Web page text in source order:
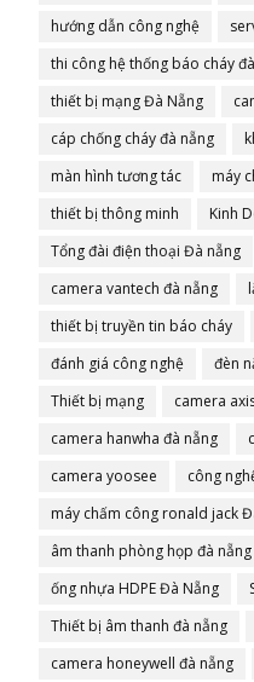
hướng dẫn công nghệ
thi công hệ thống báo cháy
thiết bị mạng Đà Nẵng
cáp chống cháy đà nẵng
màn hình tương tác
máy
thiết bị thông minh
Kinh
Tổng đài điện thoại Đà nẵng
camera vantech đà nẵng
thiết bị truyền tin báo cháy
đánh giá công nghệ
đèn
Thiết bị mạng
camera
camera hanwha đà nẵng
camera yoosee
công
máy chấm công ronald jack
âm thanh phòng họp đà nẵng
ống nhựa HDPE Đà Nẵng
Thiết bị âm thanh đà nẵng
camera honeywell đà nẵng